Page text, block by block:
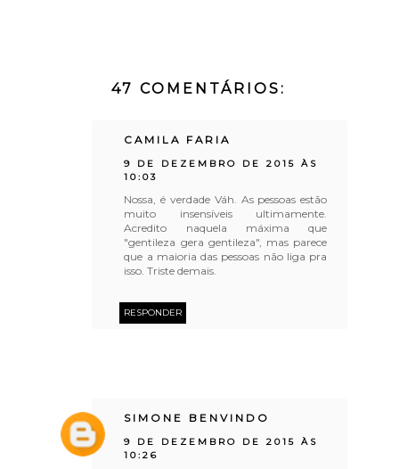
47 COMENTÁRIOS:
CAMILA FARIA
9 DE DEZEMBRO DE 2015 ÀS
10:03
Nossa, é verdade Váh. As pessoas estão
muito insensíveis ultimamente.
Acredito naquela máxima que
"gentileza gera gentileza", mas parece
que a maioria das pessoas não liga pra
isso. Triste demais.
RESPONDER
SIMONE BENVINDO
9 DE DEZEMBRO DE 2015 ÀS
10:26